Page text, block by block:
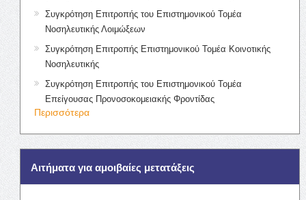
Συγκρότηση Επιτροπής του Επιστημονικού Τομέα
Νοσηλευτικής Λοιμώξεων
Συγκρότηση Επιτροπής Επιστημονικού Τομέα Κοινοτικής
Νοσηλευτικής
Συγκρότηση Επιτροπής του Επιστημονικού Τομέα
Επείγουσας Προνοσοκομειακής Φροντίδας
Περισσότερα
Αιτήματα για αμοιβαίες μετατάξεις